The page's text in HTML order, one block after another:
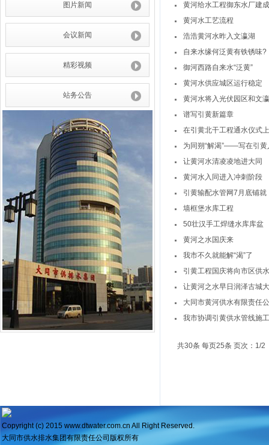
黄河给水工程御东水厂建
黄河水工艺流程
浩浩黄河水昨入文瀛湖
自来水缘何泛黄有铁锈味?
御河西路自来水“泛黄”
黄河水供应城区运行稳定
黄河水将入光伏园区和文
谱写引黄新篇章
在引黄北干工程通水仪式
为同朔“解渴”——写在引黄
让黄河水清凌凌地进大同
黄河水入同进入冲刺阶段
引黄输配水管网7月底铺就
墙框堡水库工程
50壮汉手工焊缝水库库盆
黄河之水国庆来
我市不久就能解“渴”了
引黄工程国庆将向市区供水
让黄河之水早日润泽古城
大同市黄河供水有限责任
我市协调引黄供水管线施
共30条 每页25条 页次：1/2
图片新闻
会议新闻
精彩视频
站务公告
Copyright (c) 2015 www.dtwater.com.cn All Right Reserved.
大同市供水排水集团有限责任公司版权所有